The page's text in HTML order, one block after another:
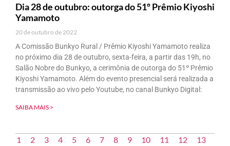
Dia 28 de outubro: outorga do 51º Prêmio Kiyoshi
Yamamoto
20 de outubro de 2022
A Comissão Bunkyo Rural / Prêmio Kiyoshi Yamamoto realiza
no próximo dia 28 de outubro, sexta-feira, a partir das 19h, no
Salão Nobre do Bunkyo, a cerimônia de outorga do 51º Prêmio
Kiyoshi Yamamoto. Além do evento presencial será realizada a
transmissão ao vivo pelo Youtube, no canal Bunkyo Digital:
SAIBA MAIS >
1 2 3 4 5 6 7 8 9 10 11 12
13